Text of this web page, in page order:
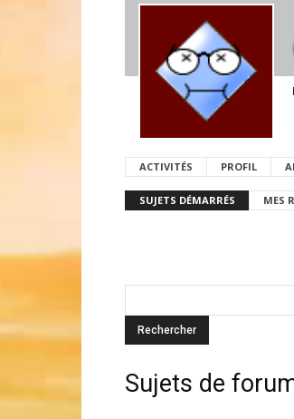
ACTIVITÉS PROFIL
SUJETS DÉMARRÉS MES
Sujets de